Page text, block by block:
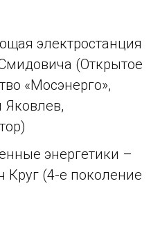
электростанция
(Открытое
«Мосэнерго»,
Яковлев,
энергетики –
Круг (4-е поколение